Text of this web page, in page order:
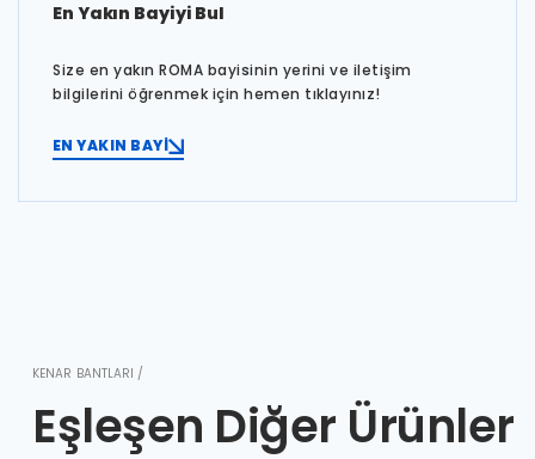
En Yakın Bayiyi Bul
Size en yakın ROMA bayisinin yerini ve iletişim
bilgilerini öğrenmek için hemen tıklayınız!
EN YAKIN BAYİ
KENAR BANTLARI /
Eşleşen Diğer Ürünler